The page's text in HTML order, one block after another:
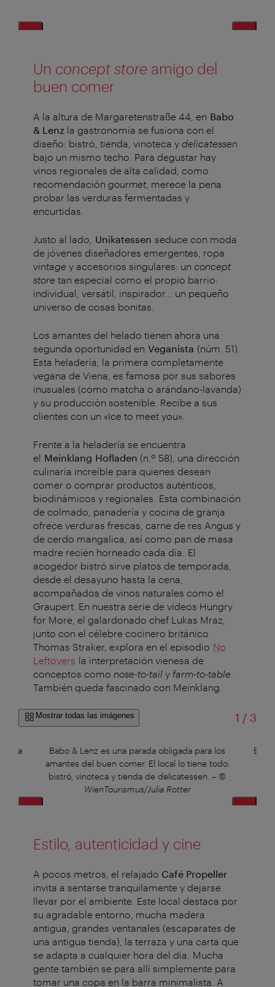
Un concept store amigo del
buen comer
A la altura de Margaretenstraße 44, en Babo
& Lenz la gastronomía se fusiona con el
diseño: bistró, tienda, vinoteca y delicatessen
bajo un mismo techo. Para degustar hay
vinos regionales de alta calidad; como
recomendación gourmet, merece la pena
probar las verduras fermentadas y
encurtidas.
Justo al lado, Unikatessen seduce con moda
de jóvenes diseñadores emergentes, ropa
vintage y accesorios singulares: un concept
store tan especial como el propio barrio:
individual, versátil, inspirador... un pequeño
universo de cosas bonitas.
Los amantes del helado tienen ahora una
segunda oportunidad en Veganista (núm. 51).
Esta heladería, la primera completamente
vegana de Viena, es famosa por sus sabores
inusuales (como matcha o arándano-lavanda)
y su producción sostenible. Recibe a sus
clientes con un «Ice to meet you».
Frente a la heladería se encuentra
el Meinklang Hofladen (n.º 58) , una dirección
culinaria increíble para quienes desean
comer o comprar productos auténticos,
biodinámicos y regionales. Esta combinación
de colmado, panadería y cocina de granja
ofrece verduras frescas, carne de res Angus y
de cerdo mangalica, así como pan de masa
madre recién horneado cada día. El
acogedor bistró sirve platos de temporada,
desde el desayuno hasta la cena,
acompañados de vinos naturales como el
Graupert. En nuestra serie de vídeos Hungry
for More, el galardonado chef Lukas Mraz,
junto con el célebre cocinero británico
Thomas Straker, explora en el episodio No
Leftovers la interpretación vienesa de
conceptos como nose-to-tail y farm-to-table
También queda fascinado con Meinklang.
Mostrar todas las imágenes 1 /de
3
alta
Babo & Lenz es una parada obligada para los
amantes del buen comer. El local lo tiene todo:
bistró, vinoteca y tienda de delicatessen. – ©
WienTourismus/Julia Rotter
El
Estilo, autenticidad y cine
A pocos metros, el relajado Café Propeller
invita a sentarse tranquilamente y dejarse
llevar por el ambiente. Este local destaca por
su agradable entorno, mucha madera
antigua, grandes ventanales (escaparates de
una antigua tienda), la terraza y una carta que
se adapta a cualquier hora del día. Mucha
gente también se para allí simplemente para
tomar una copa en la barra minimalista. A